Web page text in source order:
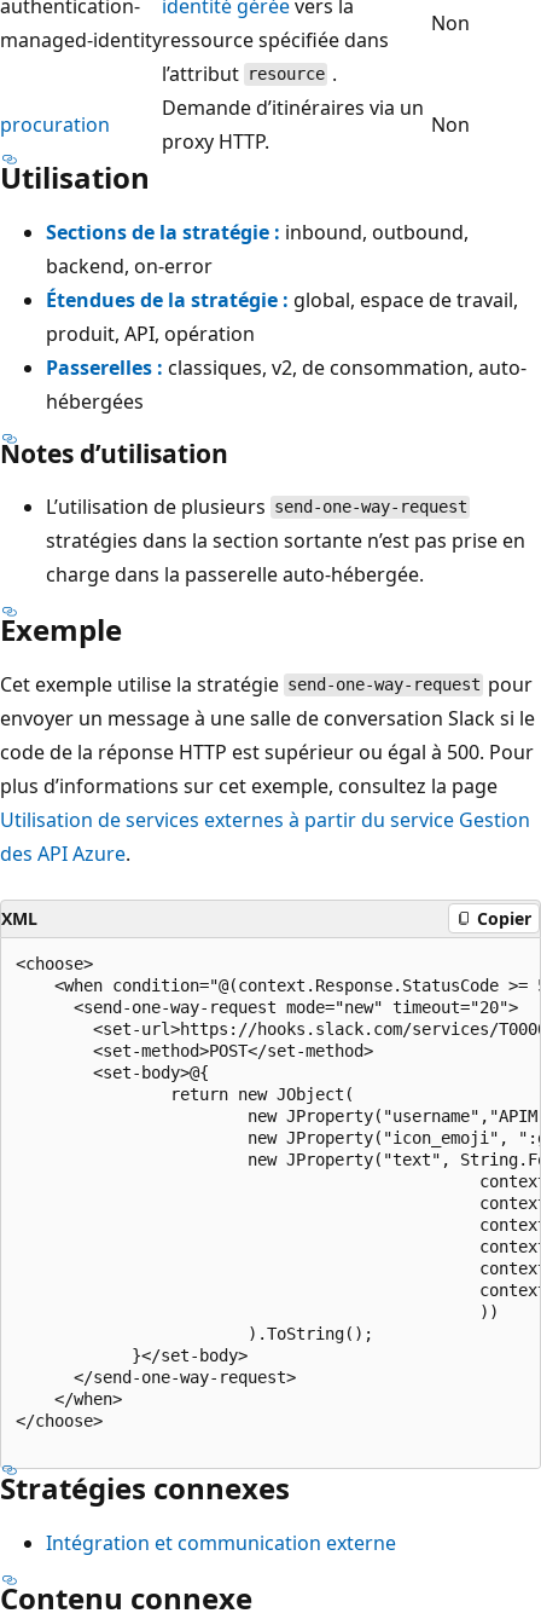
authentication-
managed-identity
identité géréevers la
ressource spécifiée dans
l’attribut resource .
Non
procuration
Demande d’itinéraires via un
proxy HTTP.
Non
Utilisation
Sections de la stratégie : inbound, outbound,
backend, on-error
Étendues de la stratégie : global, espace de travail,
produit, API, opération
Passerelles : classiques, v2, de consommation, auto-
hébergées
Notes d’utilisation
L’utilisation de plusieurs send-one-way-request
stratégies dans la section sortante n’est pas prise en
charge dans la passerelle auto-hébergée.
Exemple
Cet exemple utilise la stratégie send-one-way-request pour
envoyer un message à une salle de conversation Slack si le
code de la réponse HTTP est supérieur ou égal à 500. Pour
plus d’informations sur cet exemple, consultez la page
Utilisation de services externes à partir du service Gestion
des API Azure.
XML Copier
<choose>
<when condition="@(context.Response.StatusCode >=
      <send-one-way-request mode="new" timeout="20">
<set-url>https://hooks.slack.com/services/
        <set-method>POST</set-method>
        <set-body>@{
                return new JObject(
new
new JProperty("icon_emoji",
new JProperty("text",
                                                ))
                        ).ToString();
            }</set-body>
      </send-one-way-request>
    </when>
</choose>
Stratégies connexes
Intégration et communication externe
Contenu connexe